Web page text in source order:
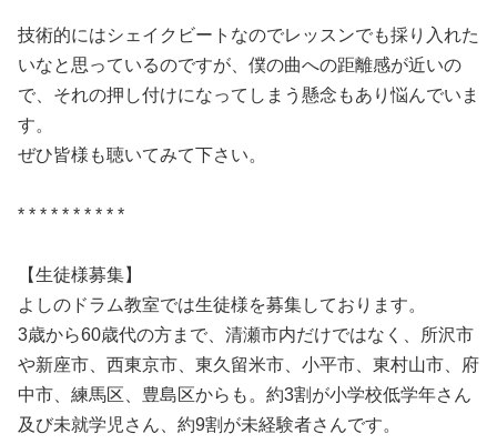
技術的にはシェイクビートなのでレッスンでも採り入れた
いなと思っているのですが、僕の曲への距離感が近いの
で、それの押し付けになってしまう懸念もあり悩んでいま
す。
ぜひ皆様も聴いてみて下さい。
* * * * * * * * * *
【生徒様募集】
よしのドラム教室では生徒様を募集しております。
3歳から60歳代の方まで、清瀬市内だけではなく、所沢市
や新座市、西東京市、東久留米市、小平市、東村山市、府
中市、練馬区、豊島区からも。約3割が小学校低学年さん
及び未就学児さん、約9割が未経験者さんです。